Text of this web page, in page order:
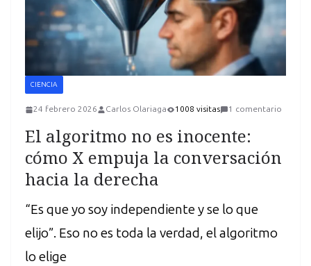
CIENCIA
24 febrero 2026 Carlos Olariaga 1008 visitas 1 comentario
El algoritmo no es inocente:
cómo X empuja la conversación
hacia la derecha
“Es que yo soy independiente y se lo que
elijo”. Eso no es toda la verdad, el algoritmo
lo elige